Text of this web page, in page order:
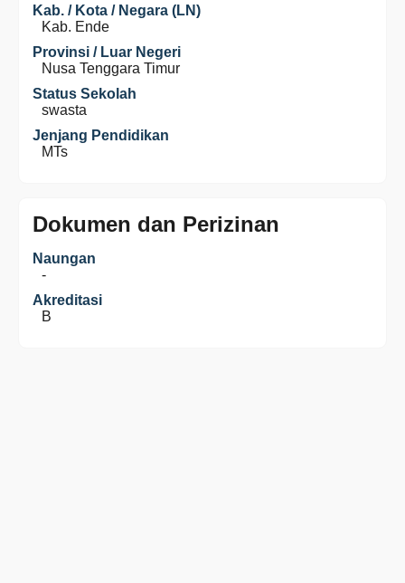
Kab. / Kota / Negara (LN)
Kab. Ende
Provinsi / Luar Negeri
Nusa Tenggara Timur
Status Sekolah
swasta
Jenjang Pendidikan
MTs
Dokumen dan Perizinan
Naungan
-
Akreditasi
B